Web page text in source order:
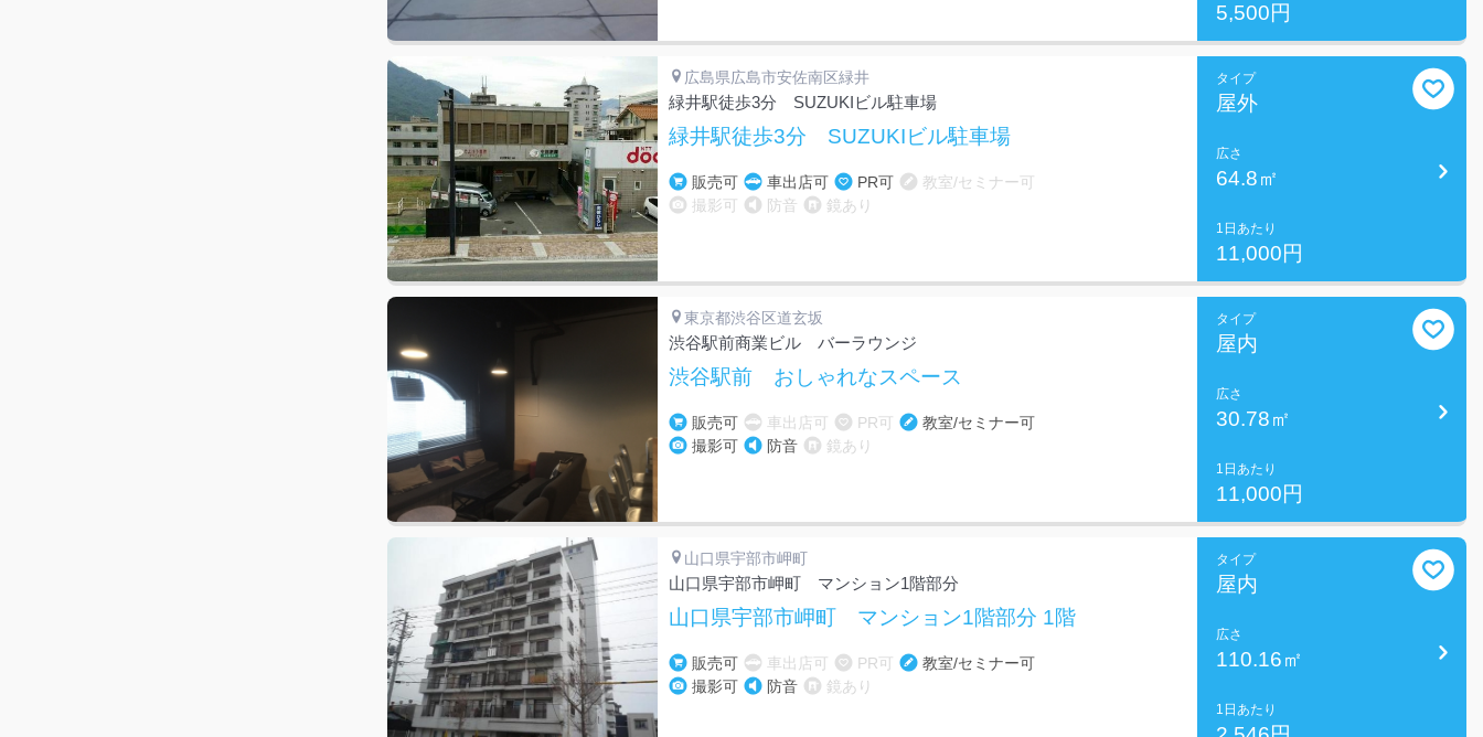
5,500円
広島県広島市安佐南区緑井
緑井駅徒歩3分 SUZUKIビル駐車場
緑井駅徒歩3分 SUZUKIビル駐車場
販売可 車出店可 PR可
教室/セミナー可
撮影可
防音 鏡あり
タイプ
屋外
広さ
64.8㎡
1日あたり
11,000円
東京都渋谷区道玄坂
渋谷駅前商業ビル バーラウンジ
渋谷駅前 おしゃれなスペース
販売可 車出店可 PR可
教室/セミナー可
撮影可
防音 鏡あり
タイプ
屋内
広さ
30.78㎡
1日あたり
11,000円
山口県宇部市岬町
山口県宇部市岬町 マンション1階部分
山口県宇部市岬町 マンション1階部分 1階
販売可 車出店可 PR可
教室/セミナー可
撮影可
防音 鏡あり
タイプ
屋内
広さ
110.16㎡
1日あたり